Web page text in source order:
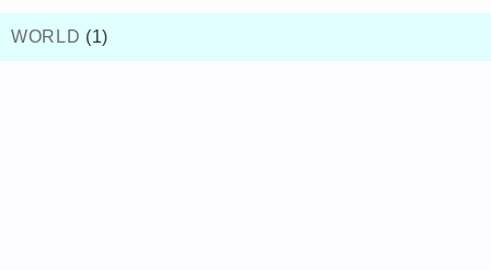
WORLD (1)